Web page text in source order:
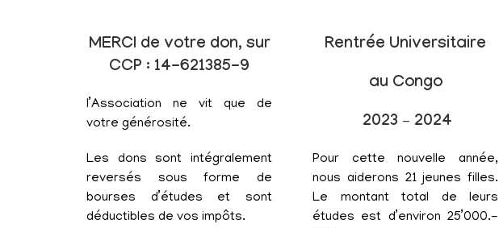
MERCI de votre don, sur
CCP : 14-621385-9
l’Association ne vit que de
votre générosité.
Les dons sont intégralement
reversés sous forme de
bourses d’études et sont
déductibles de vos impôts.
Rentrée Universitaire
au Congo
2023 – 2024
Pour cette nouvelle année,
nous aiderons 21 jeunes filles.
Le montant total de leurs
études est d’environ 25’000.-